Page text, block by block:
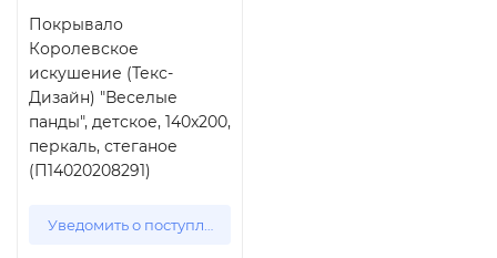
Покрывало
Королевское
искушение (Текс-
Дизайн) "Веселые
панды", детское, 140x200,
перкаль, стеганое
(П14020208291)
Уведомить о поступлении